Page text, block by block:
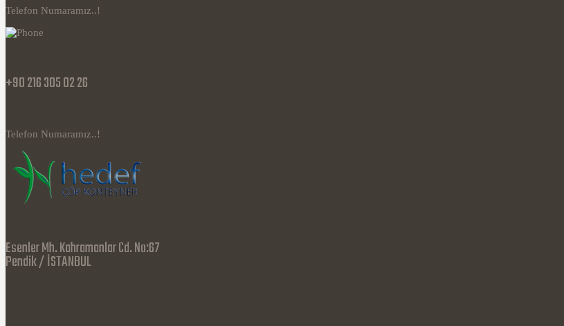
Telefon Numaramız..!
+90 216 305 02 26
Telefon Numaramız..!
Esenler Mh. Kahramanlar Cd. No:67
Pendik / İSTANBUL